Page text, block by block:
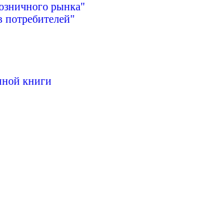
рынка"
потребителей"
книги